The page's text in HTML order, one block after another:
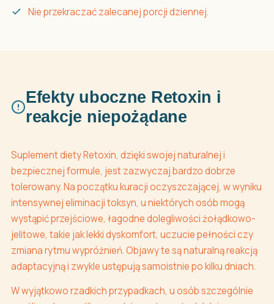
Nie przekraczać zalecanej porcji dziennej.
Efekty uboczne Retoxin i
reakcje niepożądane
Suplement diety Retoxin, dzięki swojej naturalnej i
bezpiecznej formule, jest zazwyczaj bardzo dobrze
tolerowany. Na początku kuracji oczyszczającej, w wyniku
intensywnej eliminacji toksyn, u niektórych osób mogą
wystąpić przejściowe, łagodne dolegliwości żołądkowo-
jelitowe, takie jak lekki dyskomfort, uczucie pełności czy
zmiana rytmu wypróżnień. Objawy te są naturalną reakcją
adaptacyjną i zwykle ustępują samoistnie po kilku dniach.
W wyjątkowo rzadkich przypadkach, u osób szczególnie